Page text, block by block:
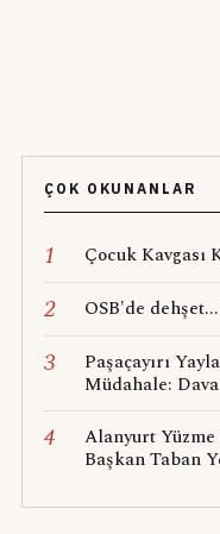
ÇOK OKUNANLAR
1 Çocuk Kavgası
2 OSB'de
3
Paşaçayırı
Müdahale:
4
Alanyurt Yüzme
Başkan Taban